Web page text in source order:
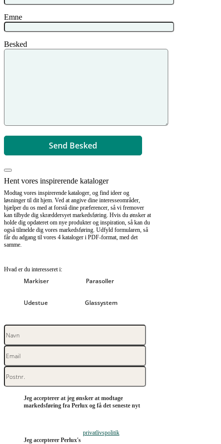
Emne
Besked
Hent vores inspirerende kataloger
Modtag vores inspirerende kataloger, og find ideer og
løsninger til dit hjem. Ved at angive dine interesseområder,
hjælper du os med at forstå dine præferencer, så vi fremover
kan tilbyde dig skræddersyet markedsføring. Hvis du ønsker at
holde dig opdateret om nye produkter og inspiration, så kan du
også tilmelde dig vores markedsføring. Udfyld formularen, så
får du adgang til vores 4 kataloger i PDF-format, med det
samme.
Hvad er du interesseret i:
Markiser Parasoller
Udestue Glassystem
Jeg accepterer at jeg ønsker at modtage
markedsføring fra Perlux og få det seneste nyt
Jeg accepterer Perlux's
privatlivspolitik